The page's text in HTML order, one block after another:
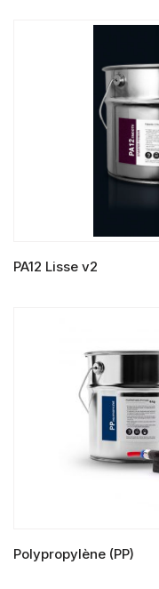
LIRE LA SUITE
PA12 Lisse v2
Polypropylène (PP)